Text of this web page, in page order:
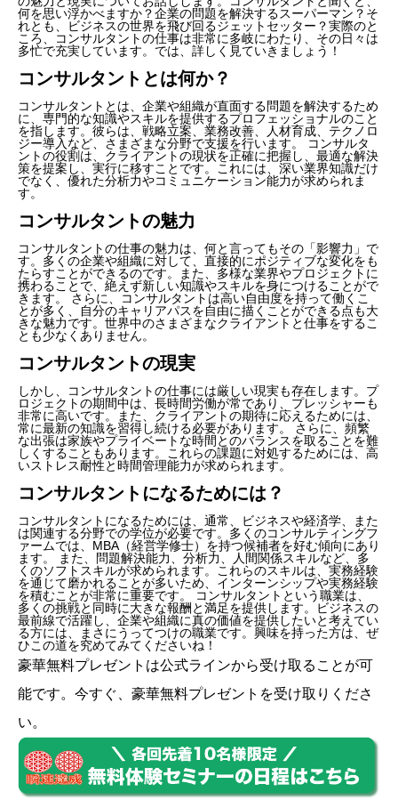
何を思い浮かべますか？企業の問題を解決するスーパーマン？そ
れとも、ビジネスの世界を飛び回るジェットセッター？実際のと
ころ、コンサルタントの仕事は非常に多岐にわたり、その日々は
多忙で充実しています。では、詳しく見ていきましょう！
コンサルタントとは何か？
コンサルタントとは、企業や組織が直面する問題を解決するため
に、専門的な知識やスキルを提供するプロフェッショナルのこと
を指します。彼らは、戦略立案、業務改善、人材育成、テクノロ
ジー導入など、さまざまな分野で支援を行います。 コンサルタ
ントの役割は、クライアントの現状を正確に把握し、最適な解決
策を提案し、実行に移すことです。これには、深い業界知識だけ
でなく、優れた分析力やコミュニケーション能力が求められま
す。
コンサルタントの魅力
コンサルタントの仕事の魅力は、何と言ってもその「影響力」で
す。多くの企業や組織に対して、直接的にポジティブな変化をも
たらすことができるのです。また、多様な業界やプロジェクトに
携わることで、絶えず新しい知識やスキルを身につけることがで
きます。 さらに、コンサルタントは高い自由度を持って働くこ
とが多く、自分のキャリアパスを自由に描くことができる点も大
きな魅力です。世界中のさまざまなクライアントと仕事をするこ
とも少なくありません。
コンサルタントの現実
しかし、コンサルタントの仕事には厳しい現実も存在します。プ
ロジェクトの期間中は、長時間労働が常であり、プレッシャーも
非常に高いです。また、クライアントの期待に応えるためには、
常に最新の知識を習得し続ける必要があります。 さらに、頻繁
な出張は家族やプライベートな時間とのバランスを取ることを難
しくすることもあります。これらの課題に対処するためには、高
いストレス耐性と時間管理能力が求められます。
コンサルタントになるためには？
コンサルタントになるためには、通常、ビジネスや経済学、また
は関連する分野での学位が必要です。多くのコンサルティングフ
ァームでは、MBA（経営学修士）を持つ候補者を好む傾向にあり
ます。 また、問題解決能力、分析力、人間関係スキルなど、多
くのソフトスキルが求められます。これらのスキルは、実務経験
を通じて磨かれることが多いため、インターンシップや実務経験
を積むことが非常に重要です。 コンサルタントという職業は、
多くの挑戦と同時に大きな報酬と満足を提供します。ビジネスの
最前線で活躍し、企業や組織に真の価値を提供したいと考えてい
る方には、まさにうってつけの職業です。興味を持った方は、ぜ
ひこの道を究めてみてくださいね！
豪華無料プレゼントは公式ラインから受け取ることが可
能です。今すぐ、豪華無料プレゼントを受け取りくださ
い。